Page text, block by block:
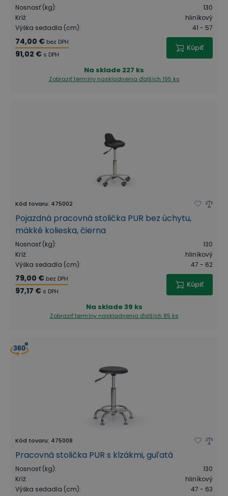
Nosnosť (kg):
130
Kríž:
hliníkový
Výška sedadla (cm): 41 - 57
74,00 € bez DPH
91,02 € s DPH
Kúpiť
Na sklade 227 ks
Zobraziť termíny naskladnenia ďalších 195 ks
Kód tovaru: 475002
Pojazdná pracovná stolička PUR bez úchytu,
mäkké kolieska, čierna
Nosnosť (kg):
130
Kríž:
hliníkový
Výška sedadla (cm): 47 - 62
79,00 € bez DPH
97,17 € s DPH
Kúpiť
Na sklade39 ks
Zobraziť termíny naskladnenia ďalších 85 ks
Kód tovaru: 475008
Pracovná stolička PUR s klzákmi, guľatá
Nosnosť (kg):
130
Kríž:
hliníkový
Výška sedadla (cm): 47 - 63